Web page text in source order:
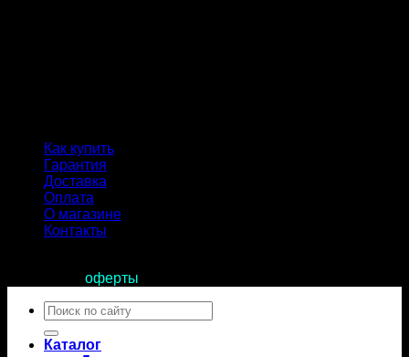
Как купить
Гарантия
Доставка
Оплата
О магазине
Контакты
оферты
Искать:
Каталог